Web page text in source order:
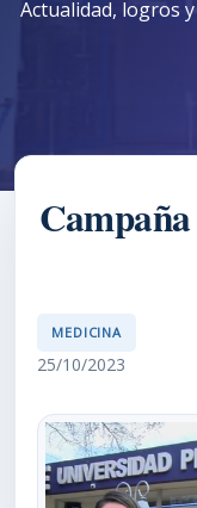
Actualidad, logros
MEDICINA
25/10/2023